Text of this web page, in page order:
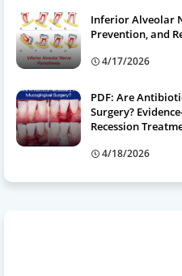
Inferior Alveolar
Prevention, and
4/17/2026
PDF: Are
Surgery?
Recession
4/18/2026